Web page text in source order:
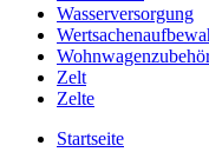
Wasserversorgung
Zelt
Zelte
Startseite